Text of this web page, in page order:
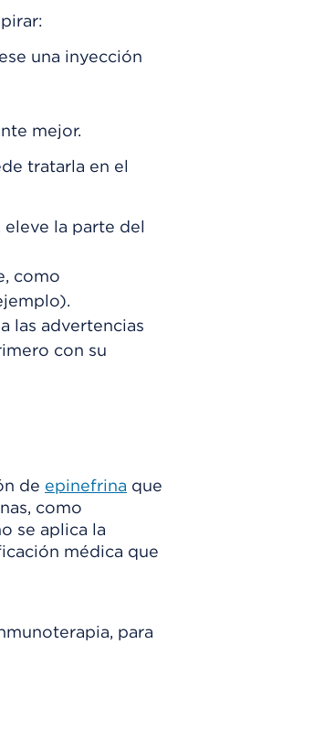
una inyección
mejor.
tratarla en el
eleve la parte del
como
las advertencias
con su
de epinefrina que
como
se aplica la
médica que
para